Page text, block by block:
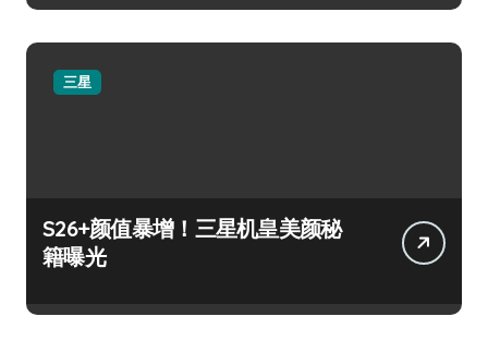
三星
S26+颜值暴增！三星机皇美颜秘
籍曝光